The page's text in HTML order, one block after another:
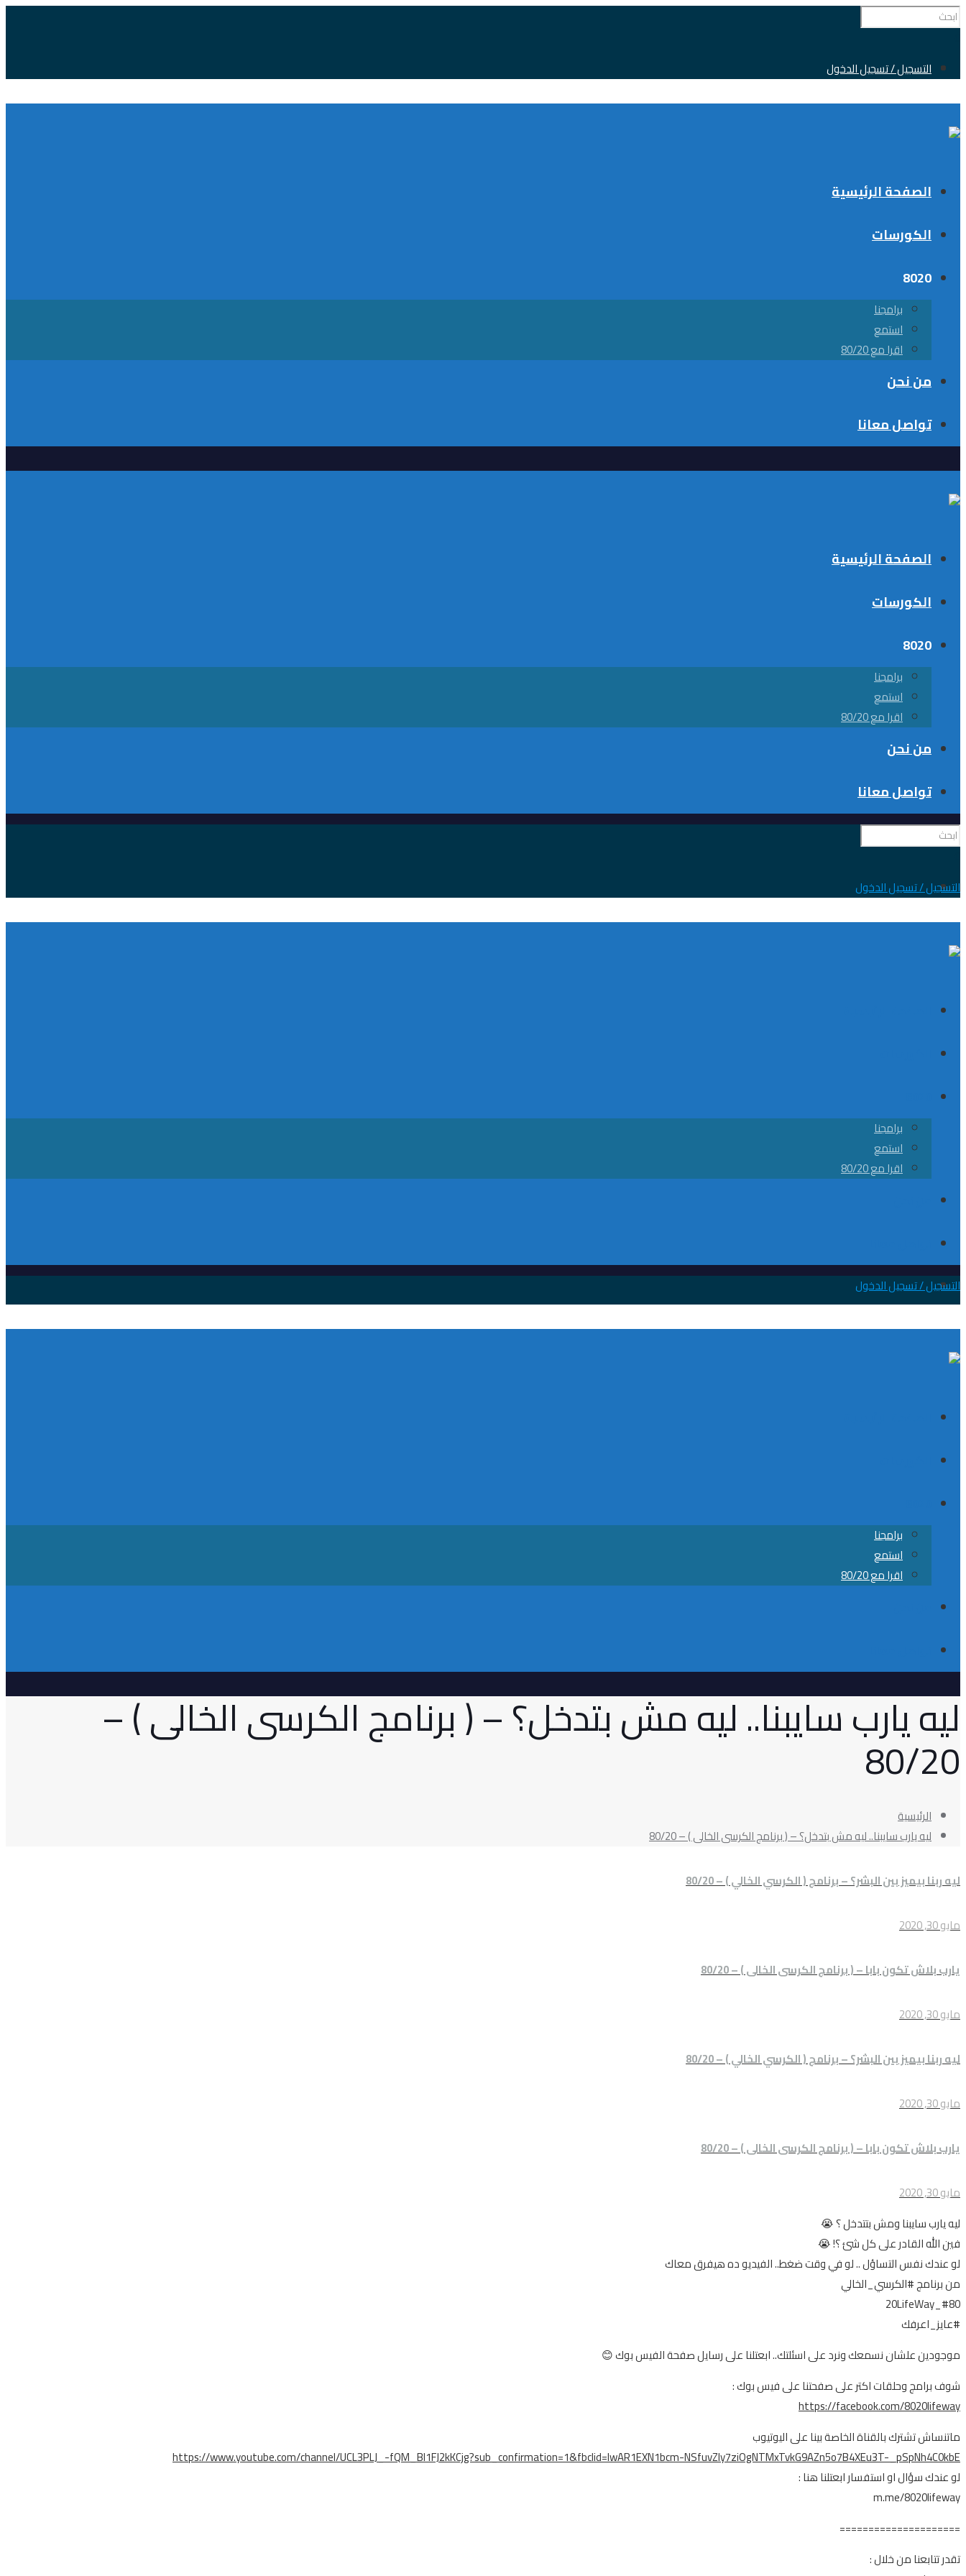
التسجيل / تسجيل الدخول
الصفحة الرئيسية
الكورسات
8020
برامجنا
استمع
اقرا مع 80/20
من نحن
تواصل معانا
الصفحة الرئيسية
الكورسات
8020
برامجنا
استمع
اقرا مع 80/20
من نحن
تواصل معانا
التسجيل / تسجيل الدخول
برامجنا
استمع
اقرا مع 80/20
التسجيل / تسجيل الدخول
برامجنا
استمع
اقرا مع 80/20
ليه يارب سايبنا.. ليه مش بتدخل؟ – ( برنامج الكرسى الخالى ) –
80/20
الرئيسية
ليه يارب سايبنا.. ليه مش بتدخل؟ – ( برنامج الكرسى الخالى ) – 80/20
ليه ربنا بيميز بين البشر؟ – برنامج ( الكرسي الخالي ) – 80/20
مايو 30, 2020
يارب بلاش تكون بابا – ( برنامج الكرسى الخالى ) – 80/20
مايو 30, 2020
ليه ربنا بيميز بين البشر؟ – برنامج ( الكرسي الخالي ) – 80/20
مايو 30, 2020
يارب بلاش تكون بابا – ( برنامج الكرسى الخالى ) – 80/20
مايو 30, 2020
ليه يارب سايبنا ومش بتتدخل ؟ 😭
فين الله القادر على كل شئ ؟! 😭
لو عندك نفس التساؤل .. لو في وقت ضغط.. الفيديو ده هيفرق معاك
من برنامج #الكرسي_الخالي
#80_20LifeWay
#عايز_اعرفك
موجودين علشان نسمعك ونرد على اسئلتك.. ابعتلنا على رسايل صفحة الفيس بوك 😊
شوف برامج وحلقات اكتر على صفحتنا على فيس بوك :
https://facebook.com/8020lifeway
ماتنساش تشترك بالقناة الخاصة بينا على اليوتيوب
https://www.youtube.com/channel/UCL3PLJ_-fQM_Bl1FJ2kKCjg?sub_confirmation=1&fbclid=IwAR1EXN1bcm-NSfuvZly7ziOgNTMxTvkG9AZn5o7B4XEu3T-_pSpNh4C0kbE
لو عندك سؤال او استفسار ابعتلنا هنا :
m.me/8020lifeway
=====================
تقدر تتابعنا من خلال :